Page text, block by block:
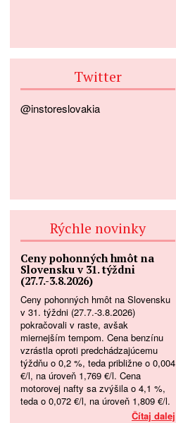
Twitter
@instoreslovakia
Rýchle novinky
Ceny pohonných hmôt na
Slovensku v 31. týždni
(27.7.-3.8.2026)
Ceny pohonných hmôt na Slovensku
v 31. týždni (27.7.-3.8.2026)
pokračovali v raste, avšak
miernejším tempom. Cena benzínu
vzrástla oproti predchádzajúcemu
týždňu o 0,2 %, teda približne o 0,004
€/l, na úroveň 1,769 €/l. Cena
motorovej nafty sa zvýšila o 4,1 %,
teda o 0,072 €/l, na úroveň 1,809 €/l.
Čítaj dalej